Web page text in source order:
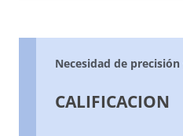
Necesidad de
CALIFICACION